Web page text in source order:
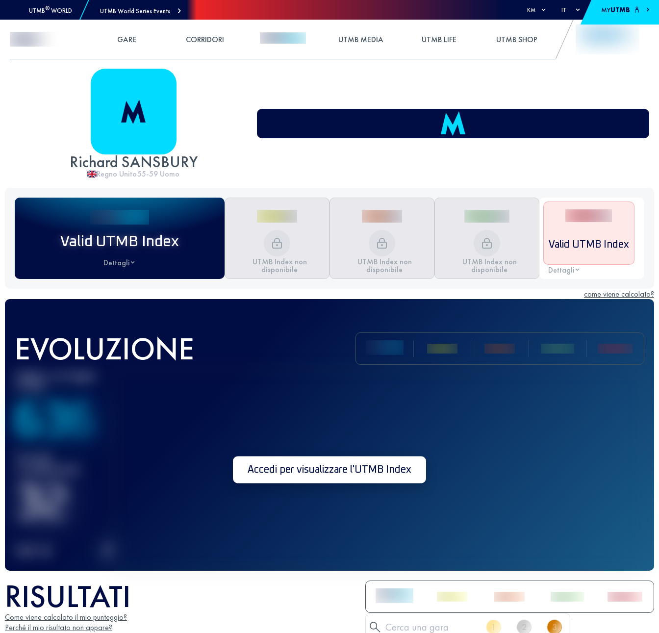
UTMB® WORLD UTMB World Series Events KM IT MYUTMB
GARE CORRIDORI UTMB MEDIA UTMB LIFE UTMB SHOP
Richard SANSBURY
Regno Unito55-59 Uomo
Valid UTMB Index
Dettagli UTMB Index non
disponibile
UTMB Index non
disponibile
UTMB Index non
disponibile
Valid UTMB Index
Dettagli
come viene calcolato?
EVOLUZIONE
Miglior punteggio
636
Gara(e)
32
Accedi per visualizzare l'UTMB Index
RISULTATI
Come viene calcolato il mio punteggio?
Perché il mio risultato non appare?